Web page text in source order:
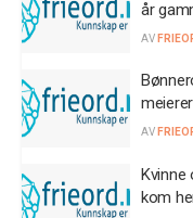
år
AV
meierer
AV
Kvinne
kom